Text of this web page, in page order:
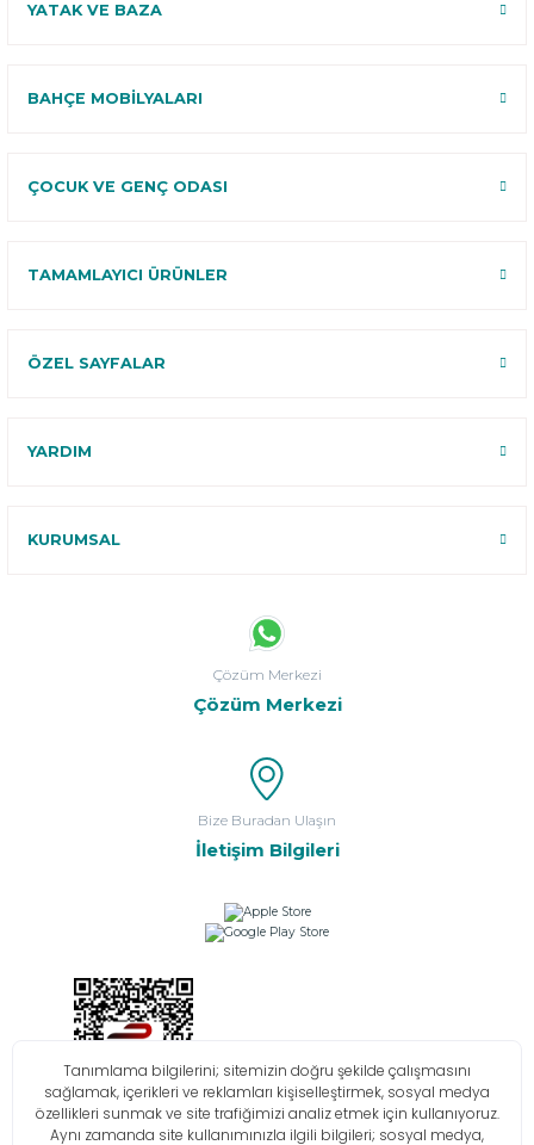
YATAK VE BAZA
BAHÇE MOBİLYALARI
ÇOCUK VE GENÇ ODASI
TAMAMLAYICI ÜRÜNLER
ÖZEL SAYFALAR
YARDIM
KURUMSAL
Çözüm Merkezi
Çözüm Merkezi
Bize Buradan Ulaşın
İletişim Bilgileri